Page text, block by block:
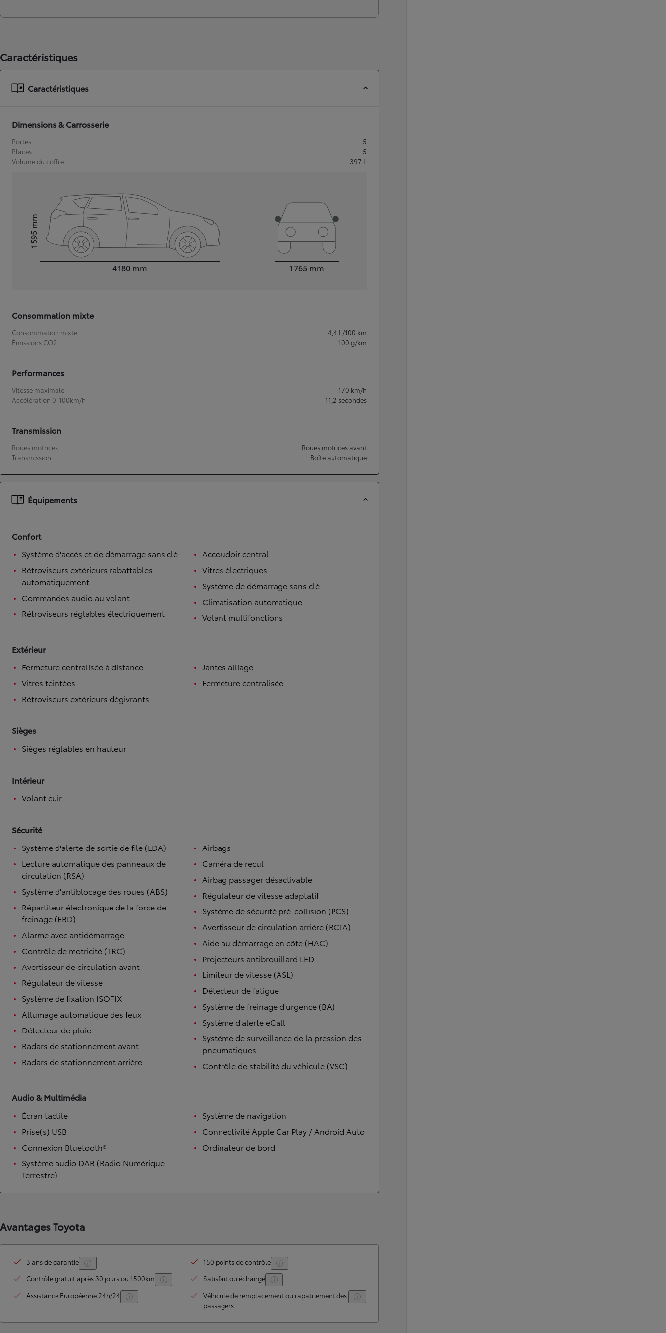
À partir de 19 700 €
Nouvelle Yaris Cross
HYBRIDE
TOYOTA C-HR
Disponible rapidement
Caractéristiques
Caractéristiques
Dimensions & Carrosserie
Portes
5
Places
5
Volume du coffre
397 L
4 180 mm
Hauteur1 595
mm
1 765 mm
Consommation mixte
Consommation mixte 4,4 L/100 km
Émissions CO2
100 g/km
Performances
Vitesse maximale 170 km/h
Accélération 0-100km/h
11,2 secondes
Transmission
Roues motrices
Roues motrices avant
Transmission
Boîte automatique
Équipements
Confort
Système d'accès et de démarrage sans clé
Rétroviseurs extérieurs rabattables
automatiquement
Commandes audio au volant
Rétroviseurs réglables électriquement
Accoudoir central
Vitres électriques
Système de démarrage sans clé
Climatisation automatique
Volant multifonctions
Extérieur
Fermeture centralisée à distance
Vitres teintées
Rétroviseurs extérieurs dégivrants
Jantes alliage
Fermeture centralisée
Sièges
Sièges réglables en hauteur
Intérieur
Volant cuir
Sécurité
Système d'alerte de sortie de file (LDA)
Lecture automatique des panneaux de
circulation (RSA)
Système d'antiblocage des roues (ABS)
Répartiteur électronique de la force de
freinage (EBD)
Alarme avec antidémarrage
Contrôle de motricité (TRC)
Avertisseur de circulation avant
Régulateur de vitesse
Système de fixation ISOFIX
Allumage automatique des feux
Détecteur de pluie
Radars de stationnement avant
Radars de stationnement arrière
Airbags
Caméra de recul
Airbag passager désactivable
Régulateur de vitesse adaptatif
Système de sécurité pré-collision (PCS)
Avertisseur de circulation arrière (RCTA)
Aide au démarrage en côte (HAC)
Projecteurs antibrouillard LED
Limiteur de vitesse (ASL)
Détecteur de fatigue
Système de freinage d'urgence (BA)
Système d'alerte eCall
Système de surveillance de la pression des
pneumatiques
Contrôle de stabilité du véhicule (VSC)
Audio & Multimédia
Écran tactile
Prise(s) USB
Connexion Bluetooth®
Système audio DAB (Radio Numérique
Terrestre)
Système de navigation
Connectivité Apple Car Play / Android Auto
Ordinateur de bord
Avantages Toyota
3 ans de garantie
150 points de contrôle
Contrôle gratuit après 30 jours ou 1500km
Satisfait ou échangé
Assistance Européenne 24h/24
Véhicule de remplacement ou rapatriement des
passagers